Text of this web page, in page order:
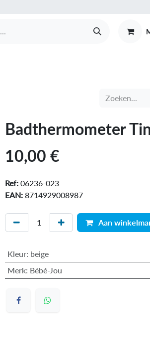
Badthermometer
10,00 €
Ref: 06236-023
EAN: 8714929008987
Aan
Kleur: beige
Merk: Bébé-Jou